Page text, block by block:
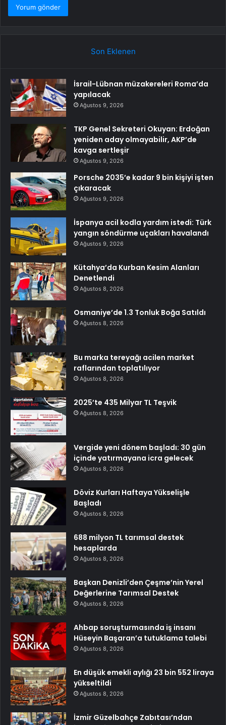
Son Eklenen
İsrail-Lübnan müzakereleri Roma’da
yapılacak
Ağustos 9, 2026
TKP Genel Sekreteri Okuyan: Erdoğan
yeniden aday olmayabilir, AKP’de
kavga sertleşir
Ağustos 9, 2026
Porsche 2035’e kadar 9 bin kişiyi işten
çıkaracak
Ağustos 9, 2026
İspanya acil kodla yardım istedi: Türk
yangın söndürme uçakları havalandı
Ağustos 9, 2026
Kütahya’da Kurban Kesim Alanları
Denetlendi
Ağustos 8, 2026
Osmaniye’de 1.3 Tonluk Boğa Satıldı
Ağustos 8, 2026
Bu marka tereyağı acilen market
raflarından toplatılıyor
Ağustos 8, 2026
2025’te 435 Milyar TL Teşvik
Ağustos 8, 2026
Vergide yeni dönem başladı: 30 gün
içinde yatırmayana icra gelecek
Ağustos 8, 2026
Döviz Kurları Haftaya Yükselişle
Başladı
Ağustos 8, 2026
688 milyon TL tarımsal destek
hesaplarda
Ağustos 8, 2026
Başkan Denizli’den Çeşme’nin Yerel
Değerlerine Tarımsal Destek
Ağustos 8, 2026
Ahbap soruşturmasında iş insanı
Hüseyin Başaran’a tutuklama talebi
Ağustos 8, 2026
En düşük emekli aylığı 23 bin 552 liraya
yükseltildi
Ağustos 8, 2026
İzmir Güzelbahçe Zabıtası’ndan